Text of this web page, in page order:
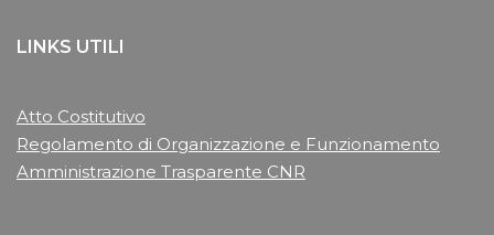
LINKS UTILI
Atto Costitutivo
Regolamento di Organizzazione e Funzionamento
Amministrazione Trasparente CNR